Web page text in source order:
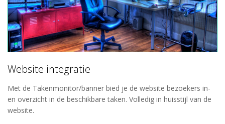
Website integratie
Met de Takenmonitor/banner bied je de website bezoekers in-
en overzicht in de beschikbare taken. Volledig in huisstijl van de
website.